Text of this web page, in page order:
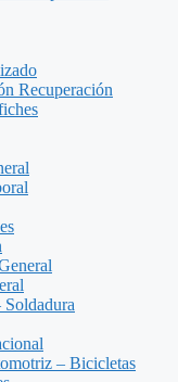
Recuperación
– Bicicletas